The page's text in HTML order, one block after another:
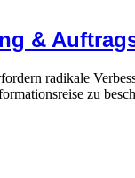
&
radikale
zu